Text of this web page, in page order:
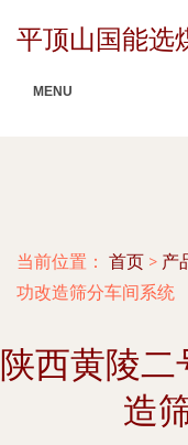
平顶山国能选
MENU
当前位置： 首页 > 产
功改造筛分车间系统
陕西黄陵
造